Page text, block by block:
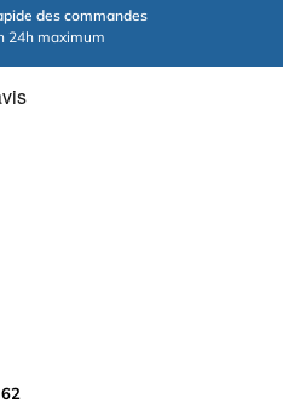
des commandes
24h maximum